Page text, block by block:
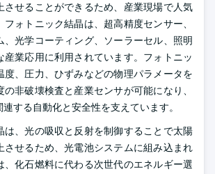
させることができるため、産業現場で人気
ォトニック結晶は、超高精度センサー、
、光学コーティング、ソーラーセル、照明
産業応用に利用されています。フォトニッ
度、圧力、ひずみなどの物理パラメータを
非破壊検査と産業センサが可能になり、
する自動化と安全性を支えています。
は、光の吸収と反射を制御することで太陽
させるため、光電池システムに組み込まれ
、化石燃料に代わる次世代のエネルギー選